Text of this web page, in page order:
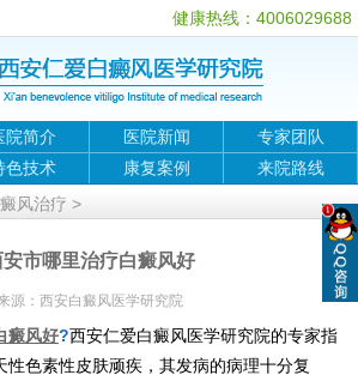
健康热线：4006029688
院简介 医院新闻
专家团队
色技术 康复案例
来院路线
风治疗 >
安市哪里治疗白癜风好
源： 西安白癜风医学研究院
癜风好?西安仁爱白癜风医学研究院的专家指
性色素性皮肤顽疾，其发病的病理十分复